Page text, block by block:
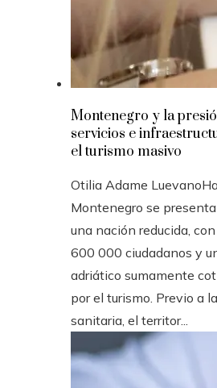
Montenegro y la
servicios e
el turismo masivo
Otilia Adame Luevano
Montenegro se
una nación reducida,
600 000 ciudadanos y
adriático sumamente
por el turismo. Previo a
sanitaria, el territor...